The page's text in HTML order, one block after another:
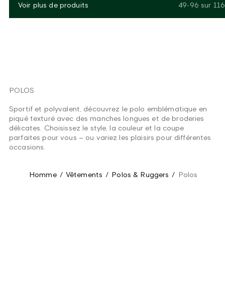
Voir plus de produits 49-96 sur 116
POLOS
Sportif et polyvalent, découvrez le polo emblématique en
piqué texturé avec des manches longues et de broderies
délicates. Choisissez le style, la couleur et la coupe
parfaites pour vous – ou variez les plaisirs pour différentes
occasions.
Homme / Vêtements / Polos & Ruggers / Polos